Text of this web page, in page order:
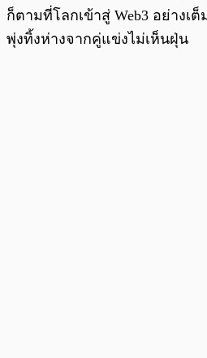
ก็ตามที่โลกเข้าสู่ Web3 อย่างเ
พุ่งทิ้งห่างจากคู่แข่งไม่เห็นฝุ่น